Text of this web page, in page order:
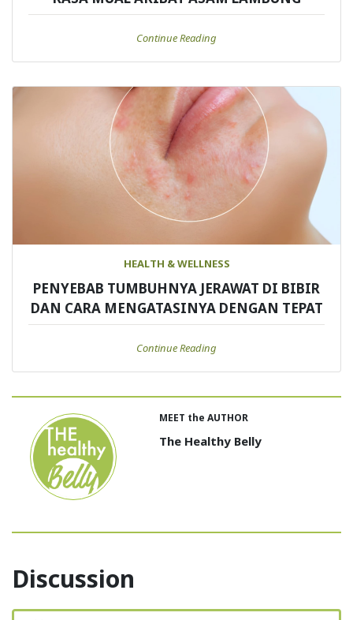
Continue Reading
HEALTH & WELLNESS
PENYEBAB TUMBUHNYA JERAWAT DI BIBIR
DAN CARA MENGATASINYA DENGAN TEPAT
Continue Reading
MEET the AUTHOR
The Healthy Belly
Discussion